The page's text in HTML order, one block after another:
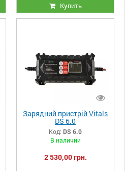
Купить
Зарядний пристрій Vitals
DS 6.0
Код: DS 6.0
В наличии
2 530,00 грн.